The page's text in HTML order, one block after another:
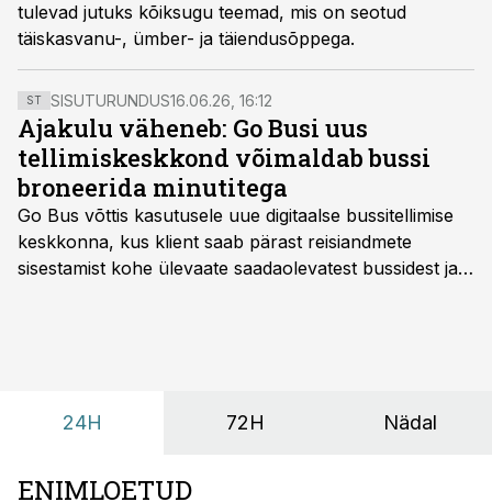
tulevad jutuks kõiksugu teemad, mis on seotud
täiskasvanu-, ümber- ja täiendusõppega.
ST SISUTURUNDUS16.06.26, 16:12
Ajakulu väheneb: Go Busi uus
tellimiskeskkond võimaldab bussi
broneerida minutitega
Go Bus võttis kasutusele uue digitaalse bussitellimise
keskkonna, kus klient saab pärast reisiandmete
sisestamist kohe ülevaate saadaolevatest bussidest ja
24H 72H Nädal
ENIMLOETUD